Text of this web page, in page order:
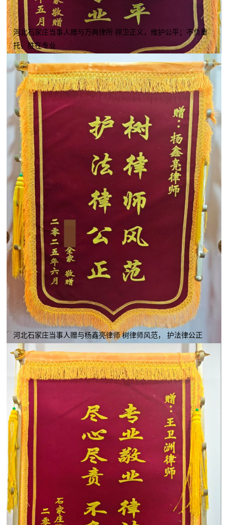
河北石家庄当事人赠与万典律所 捍卫正义，维护公平；不负重
托，胜在专业
河北石家庄当事人赠与杨鑫亮律师 树律师风范， 护法律公正